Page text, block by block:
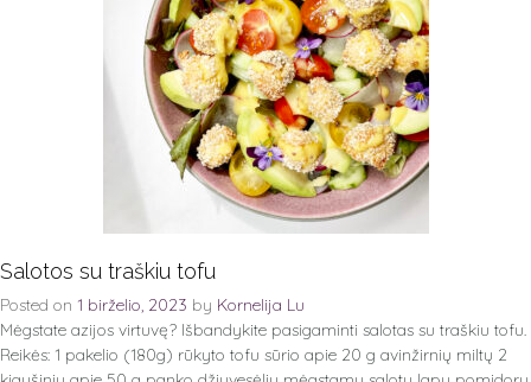
Salotos su traškiu tofu
Posted on 1 birželio, 2023 by Kornelija Lu
Mėgstate azijos virtuvę? Išbandykite pasigaminti salotas su traškiu tofu.
Reikės: 1 pakelio (180g) rūkyto tofu sūrio apie 20 g avinžirnių miltų 2